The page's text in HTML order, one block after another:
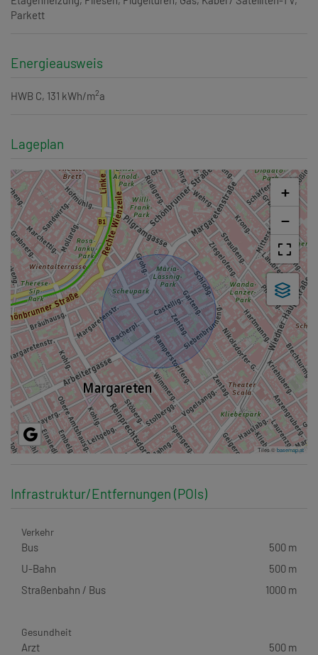
Parkett
Energieausweis
HWB C, 131 kWh/m2a
Lageplan
+
−
Tiles ©basemap.at
Infrastruktur/Entfernungen (POIs)
Verkehr
Bus
500 m
U-Bahn
500 m
Straßenbahn / Bus
1000 m
Gesundheit
Arzt
500 m